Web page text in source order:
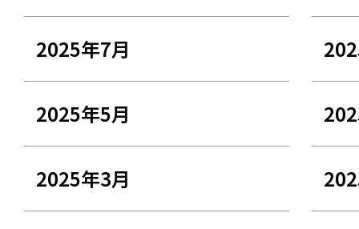
2025年7月
2025年5月
2025年3月